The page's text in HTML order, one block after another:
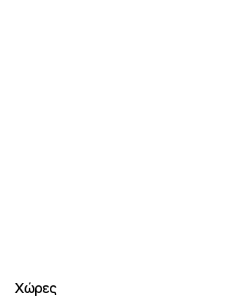
Χώρες